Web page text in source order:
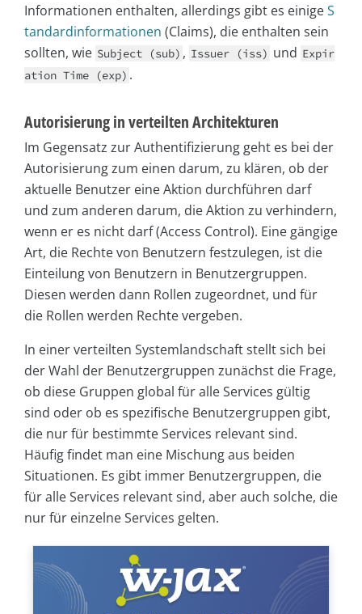
Informationen enthalten, allerdings gibt es einigeS
tandardinformationen (Claims), die enthalten sein
sollten, wie Subject (sub) , Issuer (iss) und Expir
ation Time (exp) .
Autorisierung in verteilten Architekturen
Im Gegensatz zur Authentifizierung geht es bei der
Autorisierung zum einen darum, zu klären, ob der
aktuelle Benutzer eine Aktion durchführen darf
und zum anderen darum, die Aktion zu verhindern,
wenn er es nicht darf (Access Control). Eine gängige
Art, die Rechte von Benutzern festzulegen, ist die
Einteilung von Benutzern in Benutzergruppen.
Diesen werden dann Rollen zugeordnet, und für
die Rollen werden Rechte vergeben.
In einer verteilten Systemlandschaft stellt sich bei
der Wahl der Benutzergruppen zunächst die Frage,
ob diese Gruppen global für alle Services gültig
sind oder ob es spezifische Benutzergruppen gibt,
die nur für bestimmte Services relevant sind.
Häufig findet man eine Mischung aus beiden
Situationen. Es gibt immer Benutzergruppen, die
für alle Services relevant sind, aber auch solche, die
nur für einzelne Services gelten.